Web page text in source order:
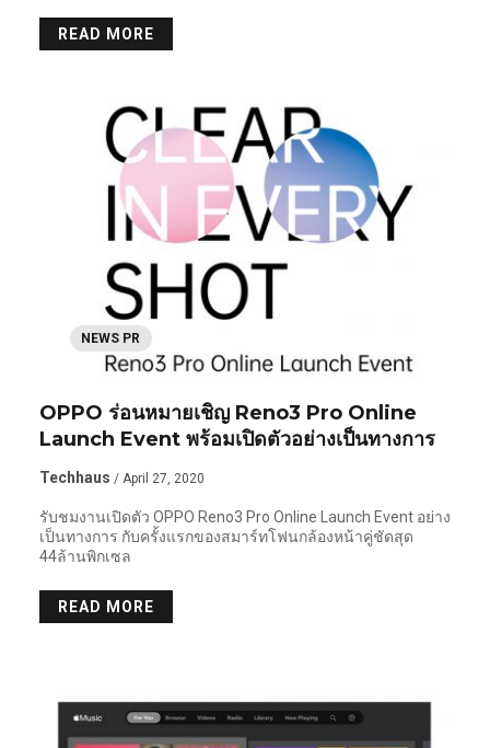
READ MORE
NEWS PR
OPPO ร่อนหมายเชิญ Reno3 Pro Online
Launch Event พร้อมเปิดตัวอย่างเป็นทางการ
Techhaus / April 27, 2020
รับชมงานเปิดตัว OPPO Reno3 Pro Online Launch Event อย่าง
เป็นทางการ กับครั้งแรกของสมาร์ทโฟนกล้องหน้าคู่ชัดสุด
44ล้านพิกเซล
READ MORE